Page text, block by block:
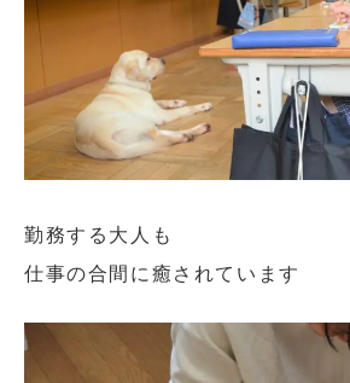
勤務する大人も
仕事の合間に癒されています